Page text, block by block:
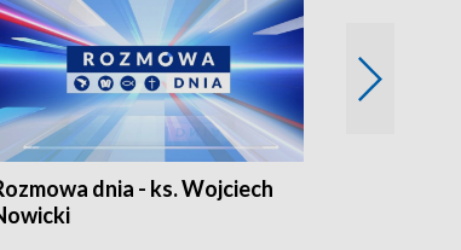
dnia - ks. Wojciech